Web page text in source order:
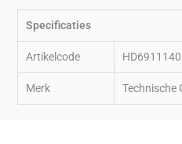
Specificaties
Artikelcode HD6911140
Merk Technische